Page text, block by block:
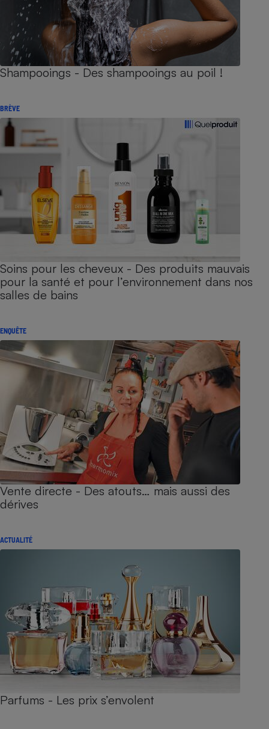
Shampooings - Des shampooings au poil !
BRÈVE
Soins pour les cheveux - Des produits mauvais
pour la santé et pour l’environnement dans nos
salles de bains
ENQUÊTE
Vente directe - Des atouts… mais aussi des
dérives
ACTUALITÉ
Parfums - Les prix s’envolent